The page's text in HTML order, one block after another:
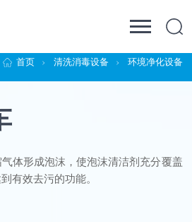
首页 清洗消毒设备 环境净化设备
体形成泡沫，使泡沫清洁剂充分覆盖
有效去污的功能。